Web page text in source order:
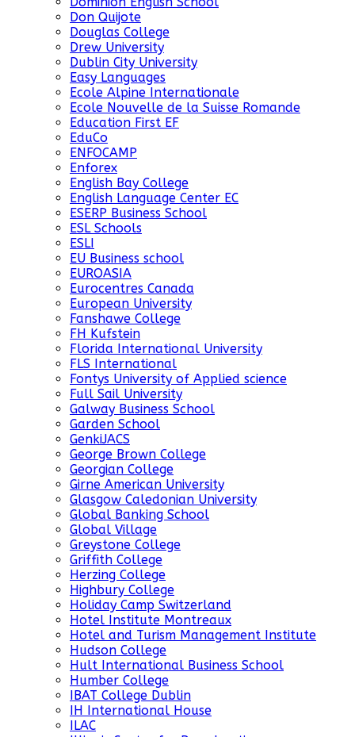
Don Quijote
Douglas College
Drew University
Dublin City University
Easy Languages
Ecole Alpine Internationale
Ecole Nouvelle de la Suisse Romande
Education First EF
EduCo
ENFOCAMP
Enforex
English Bay College
English Language Center EC
ESERP Business School
ESL Schools
ESLI
EU Business school
EUROASIA
Eurocentres Canada
European University
Fanshawe College
FH Kufstein
Florida International University
FLS International
Fontys University of Applied science
Full Sail University
Galway Business School
Garden School
GenkiJACS
George Brown College
Georgian College
Girne American University
Glasgow Caledonian University
Global Banking School
Global Village
Greystone College
Griffith College
Herzing College
Highbury College
Holiday Camp Switzerland
Hotel Institute Montreaux
Hotel and Turism Management Institute
Hudson College
Hult International Business School
Humber College
IBAT College Dublin
IH International House
ILAC